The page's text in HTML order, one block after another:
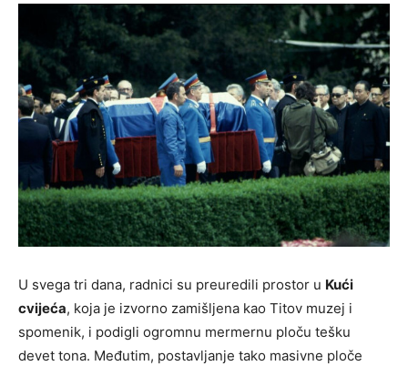
U svega tri dana, radnici su preuredili prostor u Kući
cvijeća, koja je izvorno zamišljena kao Titov muzej i
spomenik, i podigli ogromnu mermernu ploču tešku
devet tona. Međutim, postavljanje tako masivne ploče